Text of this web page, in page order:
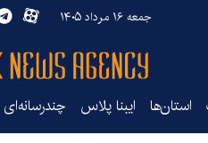
جمعه ۱۶ مرداد ۱۴۰۵
استان‌ها ایبنا پلاس چندرسانه‌ای